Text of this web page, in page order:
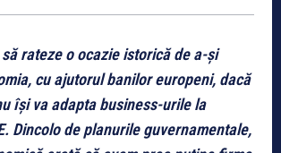
rateze o ocazie istorică de a-și
cu ajutorul banilor europeni, dacă
își va adapta business-urile la
Dincolo de planurile guvernamentale,